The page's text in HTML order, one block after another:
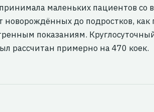
маленьких пациентов со
новорождённых до подростков, как
показаниям.
рассчитан примерно на 470 коек.